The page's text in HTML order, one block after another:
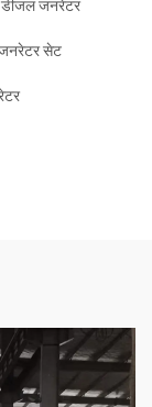
डीजल जनरेटर
सेट